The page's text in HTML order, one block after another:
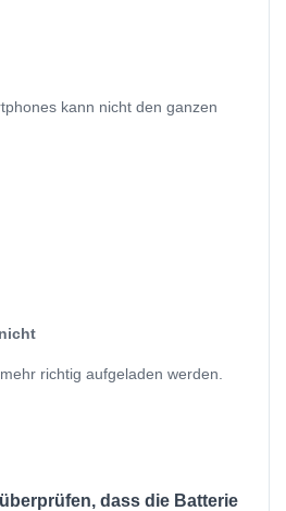
kann nicht den ganzen
richtig aufgeladen werden.
dass die Batterie